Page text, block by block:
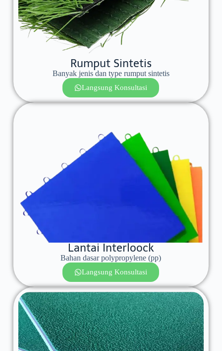
Rumput Sintetis
Banyak jenis dan type rumput sintetis
Langsung Konsultasi
Lantai Interloock
Bahan dasar polypropylene (pp)
Langsung Konsultasi